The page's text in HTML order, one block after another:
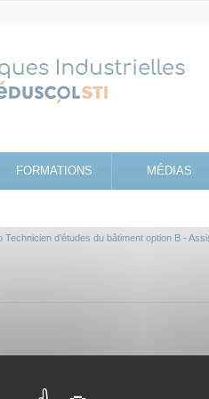
FORMATIONS MÉDIAS
Technicien d’études du bâtiment option B -